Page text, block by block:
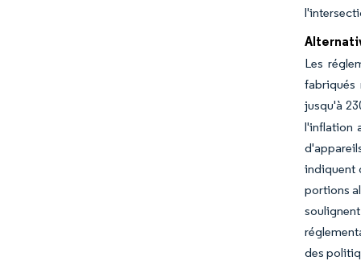
Les
fabriqués
jusqu'à
l'inflation
indiquent
portions
des